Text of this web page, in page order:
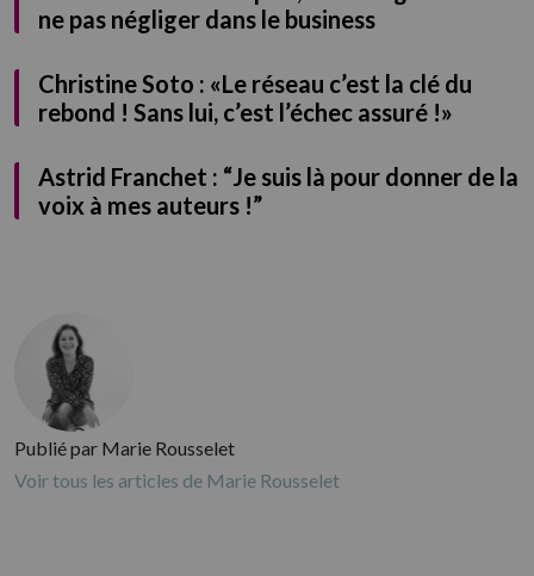
GRATUITEMENT notre guide
Prénom
ne pas négliger dans le business
Christine Soto : «Le réseau c’est la clé du
rebond ! Sans lui, c’est l’échec assuré !»
Astrid Franchet : “Je suis là pour donner de la
voix à mes auteurs !”
Publié par Marie Rousselet
Voir tous les articles de Marie Rousselet